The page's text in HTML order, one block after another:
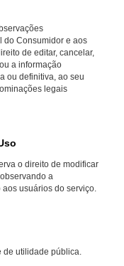
do Consumidor e aos
de editar, cancelar,
a informação
ou definitiva, ao seu
legais
o direito de modificar
a
usuários do serviço.
de utilidade pública.